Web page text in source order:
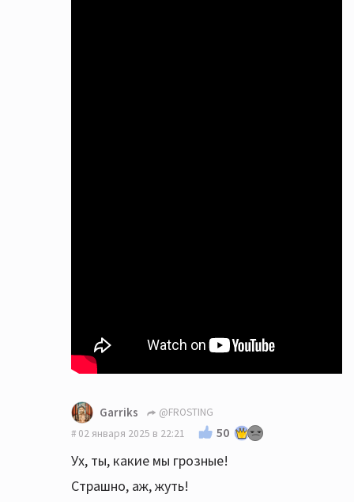
Garriks
@FROSTING
02 января 2025 в 22:21
50
Ух, ты, какие мы грозные!
Страшно, аж, жуть!